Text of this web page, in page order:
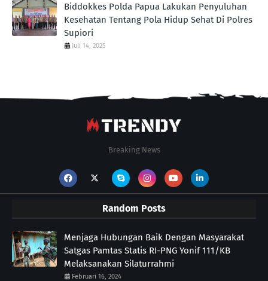
Biddokkes Polda Papua Lakukan Penyuluhan
Kesehatan Tentang Pola Hidup Sehat Di Polres
Supiori
Juli 14, 2025
Breaking News
Random Posts
Menjaga Hubungan Baik Dengan Masyarakat
Satgas Pamtas Statis RI-PNG Yonif 111/KB
Melaksanakan Silaturrahmi
Februari 16, 2024